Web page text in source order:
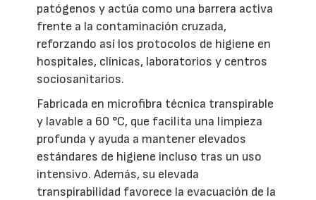
patógenos y actúa como una barrera activa
frente a la contaminación cruzada,
reforzando así los protocolos de higiene en
hospitales, clínicas, laboratorios y centros
sociosanitarios.
Fabricada en microfibra técnica transpirable
y lavable a 60 °C, que facilita una limpieza
profunda y ayuda a mantener elevados
estándares de higiene incluso tras un uso
intensivo. Además, su elevada
transpirabilidad favorece la evacuación de la